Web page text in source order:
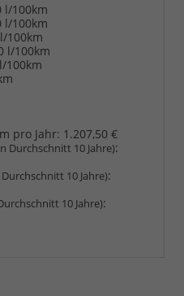
l/100km
l/100km
100km
l/100km
100km
pro Jahr: 1.207,50 €
Durchschnitt 10 Jahre):
10 Jahre):
10 Jahre):